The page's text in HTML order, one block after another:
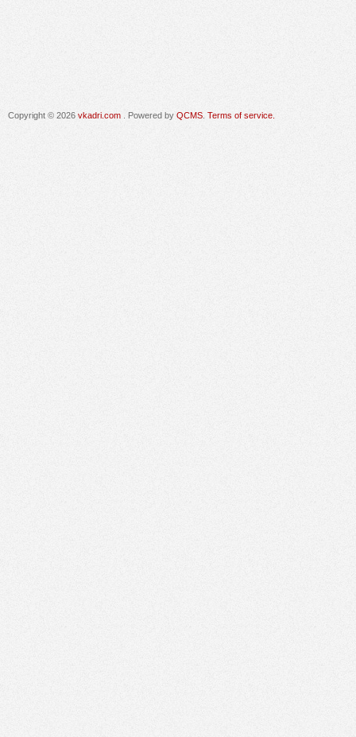
Copyright © 2026 vkadri.com . Powered by QCMS Terms of service.